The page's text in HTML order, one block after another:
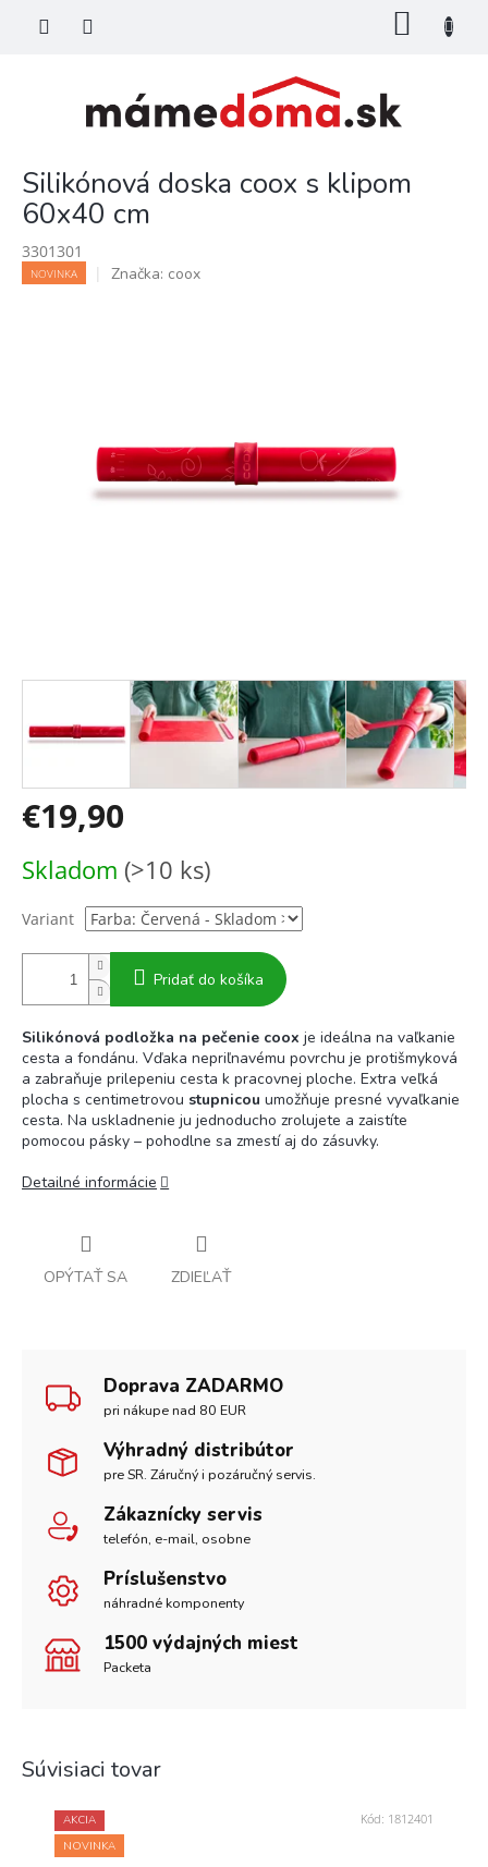
Silikónová doska coox s klipom
60x40 cm
3301301
NOVINKA Značka: coox
€19,90
cena:
Skladom (>10 ks)
Variant
Pridať do košíka
Silikónová podložka na pečenie coox je ideálna na vaľkanie
cesta a fondánu. Vďaka nepriľnavému povrchu je protišmyková
a zabraňuje prilepeniu cesta k pracovnej ploche. Extra veľká
plocha s centimetrovou stupnicou umožňuje presné vyvaľkanie
cesta. Na uskladnenie ju jednoducho zrolujete a zaistíte
pomocou pásky – pohodlne sa zmestí aj do zásuvky.
Detailné informácie
OPÝTAŤ SA ZDIEĽAŤ
Doprava ZADARMO
pri nákupe nad 80 EUR
Výhradný distribútor
pre SR. Záručný i pozáručný servis.
Zákaznícky servis
telefón, e-mail, osobne
Príslušenstvo
náhradné komponenty
1500 výdajných miest
Packeta
Súvisiaci tovar
AKCIA
NOVINKA
Kód: 1812401